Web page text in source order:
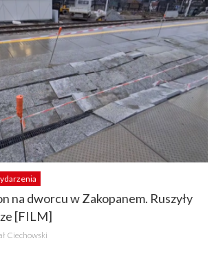
na dworcu w Zakopanem. Ruszyły
[FILM]
Ciechowski